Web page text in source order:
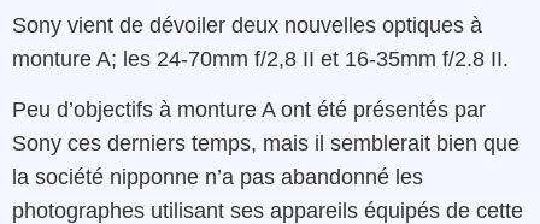
Sony vient de dévoiler deux nouvelles optiques à
monture A; les 24-70mm f/2,8 II et 16-35mm f/2.8 II.
Peu d’objectifs à monture A ont été présentés par
Sony ces derniers temps, mais il semblerait bien que
la société nipponne n’a pas abandonné les
photographes utilisant ses appareils équipés de cette